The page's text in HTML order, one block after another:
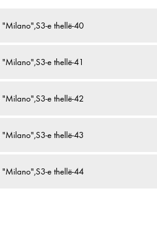
e thellë-40
e thellë-41
e thellë-42
e thellë-43
e thellë-44